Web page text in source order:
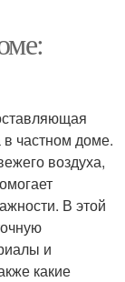
частном доме.
воздуха,
В этой
и
какие